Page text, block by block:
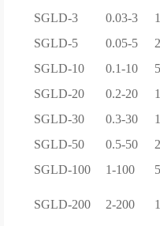
SGLD-3
0.03-3
1
SGLD-5
0.05-5
2
SGLD-10
0.1-10
5
SGLD-20
0.2-20
SGLD-30
0.3-30
SGLD-50
0.5-50
SGLD-100
1-100
SGLD-200 2-200